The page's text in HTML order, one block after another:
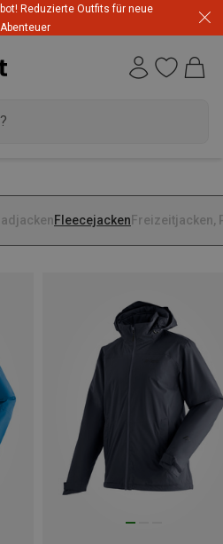
Reduzierte Outfits für neue
Abenteuer
Fleecejacken Freizeitjacken,